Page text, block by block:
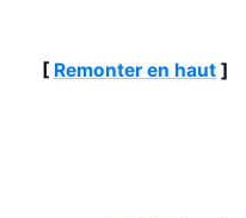
[ Remonter en haut ]